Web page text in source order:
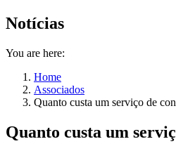
Notícias
You are here:
Home
Associados
Quanto custa um serviço de
Quanto custa um